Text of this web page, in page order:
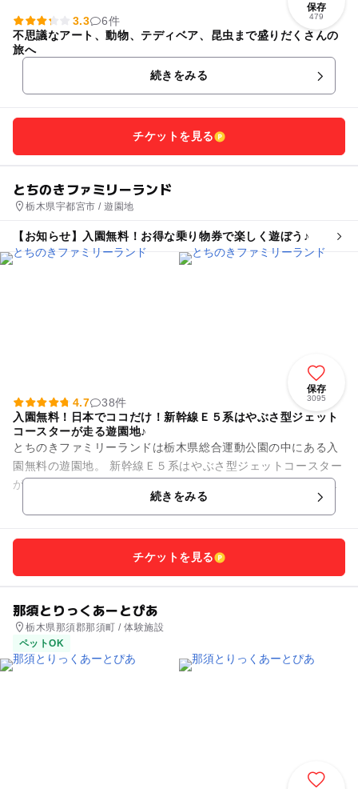
保存
479
3.3
6件
不思議なアート、動物、テディベア、昆虫まで盛りだくさんの
旅へ
続きをみる
チケットを見る
とちのきファミリーランド
栃木県宇都宮市 / 遊園地
【お知らせ】入園無料！お得な乗り物券で楽しく遊ぼう♪
保存
3095
4.7
38件
入園無料！日本でココだけ！新幹線Ｅ５系はやぶさ型ジェット
コースターが走る遊園地♪
とちのきファミリーランドは栃木県総合運動公園の中にある入
園無料の遊園地。 新幹線Ｅ５系はやぶさ型ジェットコースター
が有名。スカイシップやスーパースイングなどの絶叫系から、
小学生に人気のパラトル...続きをみる
チケットを見る
那須とりっくあーとぴあ
栃木県那須郡那須町 / 体験施設
ペットOK